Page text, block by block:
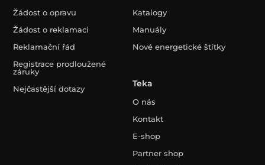
Žádost o opravu
Žádost o reklamaci
Reklamační řád
Registrace prodloužené
záruky
Nejčastější dotazy
Katalogy
Manuály
Nové energetické štítky
Teka
O nás
Kontakt
E-shop
Partner shop